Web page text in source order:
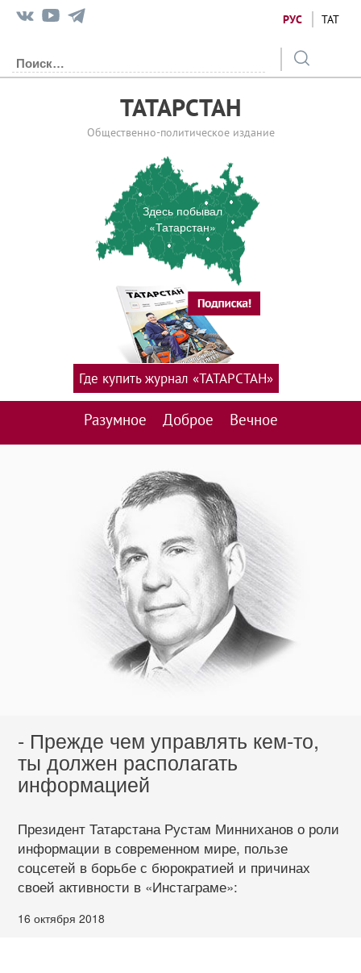
РУС ТАТ
ТАТАРСТАН
Общественно-политическое издание
Здесь побывал
«Татарстан»
Разумное Доброе Вечное
Где купить журнал «ТАТАРСТАН»
- Прежде чем управлять кем-то,
ты должен располагать
информацией
Президент Татарстана Рустам Минниханов о роли
информации в современном мире, пользе
соцсетей в борьбе с бюрократией и причинах
своей активности в «Инстаграме»:
16 октября 2018